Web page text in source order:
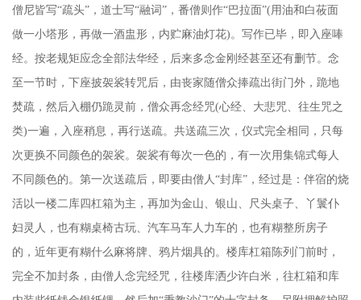
僧尼皆写“疏头”，道士写“融词”，番僧则作“巴拉面”(用油和白莜面
做一小塔形，再做一酒盅形，内贮麻油灯花)。写作已毕，即入座唪
经。按老规矩应念全部法华经，后来多念金刚经甚至还有删节。念
至一节时，下座披袈裟转咒后，由丧家随僧众捧疏出街门外，跪地
焚疏，然后入棚仍跪灵前，僧众再念经咒(心经、大悲咒、往生咒之
类)一遍，入座稍息，再行送疏。共送疏三次，仪式完全相同，只每
次更换不同颜色的袈裟。袈裟有每次一色的，有一次用集锦式每人
不同颜色的。第一次送疏后，即要由僧人“封库”，经过是：伴宿的烧
活以一楼二库四杠箱为主，再加为金山、银山、尺头桌子、丫鬟仆
妇灵人，也有糊桌椅古玩、汽车马车人力车的，也有糊整所房子
的，近年更有糊什么麻将牌、鸦片烟具的。楼库杠箱陈列门前时，
完全不加封条，由僧人念完经咒，往楼库洒少许白米，往杠箱和库